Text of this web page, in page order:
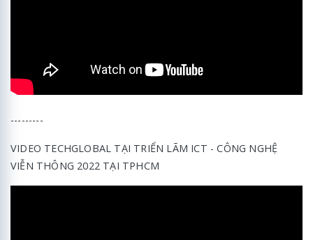
---------
VIDEO TECHGLOBAL TẠI TRIỂN LÃM ICT - CÔNG NGHỆ
VIỄN THÔNG 2022 TẠI TPHCM